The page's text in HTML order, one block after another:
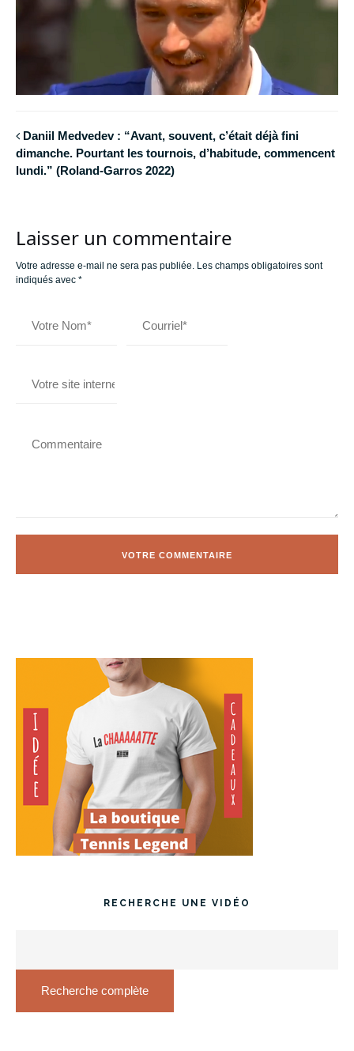
Daniil Medvedev : “Avant, souvent, c’était déjà fini
dimanche. Pourtant les tournois, d’habitude, commencent
lundi.” (Roland-Garros 2022)
Laisser un commentaire
Votre adresse e-mail ne sera pas publiée. Les champs obligatoires sont
indiqués avec *
RECHERCHE UNE VIDÉO
Recherche complète